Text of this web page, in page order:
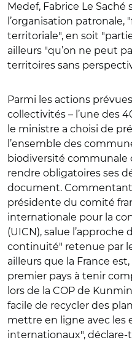
Medef, Fabrice Le
l’organisation
territoriale", en soit
ailleurs "qu’on ne peut
territoires sans
Parmi les actions
collectivités – l’une des
le ministre a choisi de
l’ensemble des
biodiversité communale
rendre obligatoires ses
document. Commentant
présidente du comité
internationale pour la
(UICN), salue l’approche
continuité" retenue par
ailleurs que la France
premier pays à tenir
lors de la COP de
facile de recycler des
mettre en ligne avec les
internationaux", déclare-